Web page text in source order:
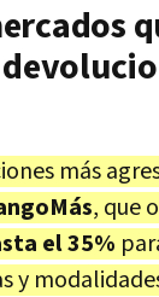
más
, que
el 35%
y